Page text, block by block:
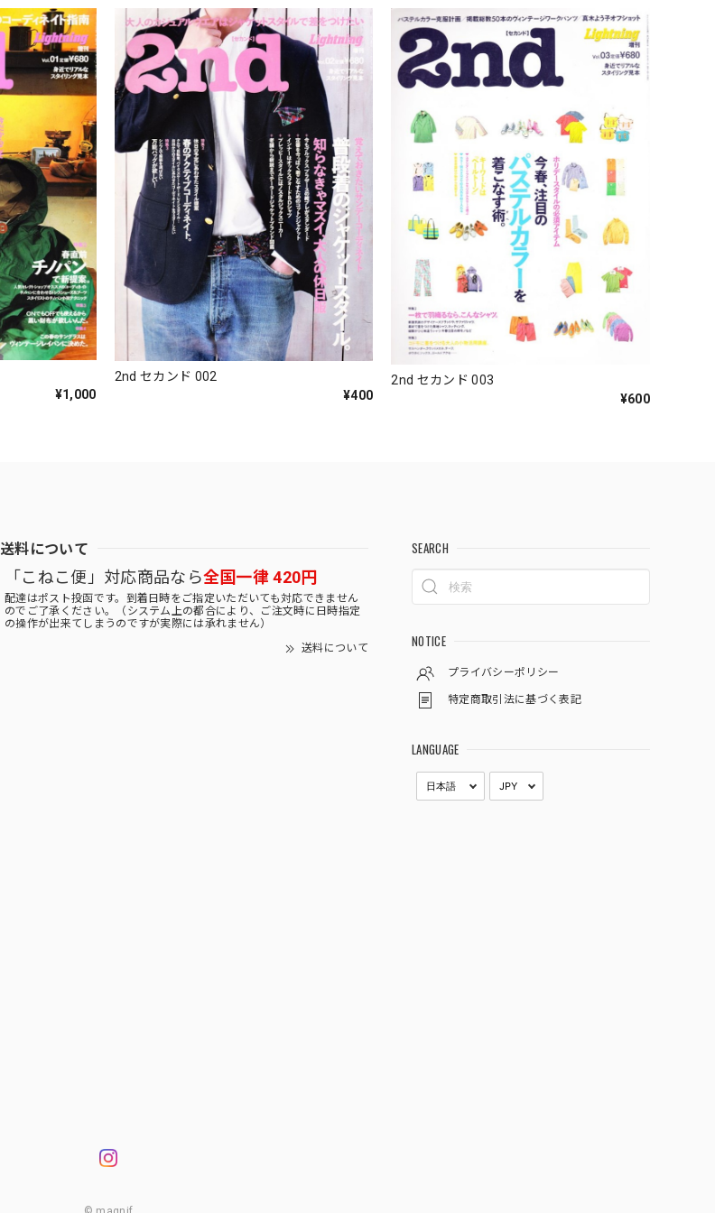
¥1,000
2nd セカンド 002
¥400
2nd セカンド 003
¥600
送料について
「こねこ便」対応商品なら全国一律 420円
配達はポスト投函です。到着日時をご指定いただいても対応できません
のでご了承ください。（システム上の都合により、ご注文時に日時指定
の操作が出来てしまうのですが実際には承れません）
送料について
SEARCH
NOTICE
プライバシーポリシー
特定商取引法に基づく表記
LANGUAGE